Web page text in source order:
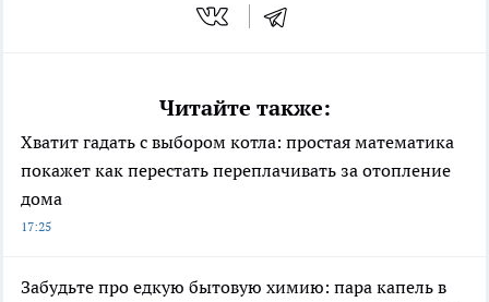
Читайте также:
Хватит гадать с выбором котла: простая математика
покажет как перестать переплачивать за отопление
дома
17:25
Забудьте про едкую бытовую химию: пара капель в